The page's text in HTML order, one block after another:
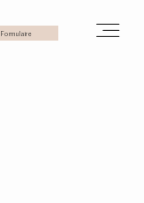
Formulaire